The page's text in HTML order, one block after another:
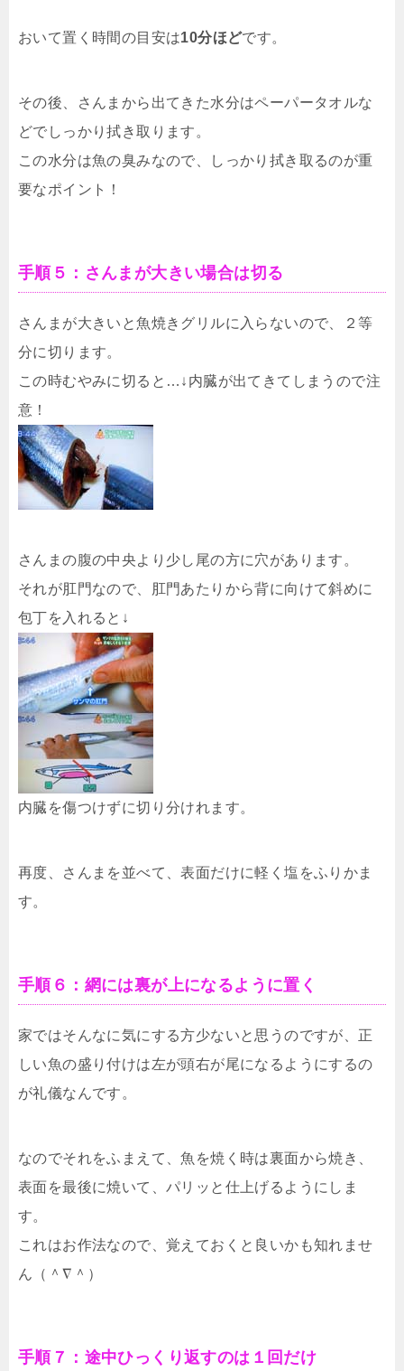
おいて置く時間の目安は10分ほどです。
その後、さんまから出てきた水分はペーパータオルな
どでしっかり拭き取ります。
この水分は魚の臭みなので、しっかり拭き取るのが重
要なポイント！
手順５：さんまが大きい場合は切る
さんまが大きいと魚焼きグリルに入らないので、２等
分に切ります。
この時むやみに切ると…↓内臓が出てきてしまうので注
意！
さんまの腹の中央より少し尾の方に穴があります。
それが肛門なので、肛門あたりから背に向けて斜めに
包丁を入れると↓
内臓を傷つけずに切り分けれます。
再度、さんまを並べて、表面だけに軽く塩をふりかま
す。
手順６：網には裏が上になるように置く
家ではそんなに気にする方少ないと思うのですが、正
しい魚の盛り付けは左が頭右が尾になるようにするの
が礼儀なんです。
なのでそれをふまえて、魚を焼く時は裏面から焼き、
表面を最後に焼いて、パリッと仕上げるようにしま
す。
これはお作法なので、覚えておくと良いかも知れませ
ん（＾∇＾）
手順７：途中ひっくり返すのは１回だけ